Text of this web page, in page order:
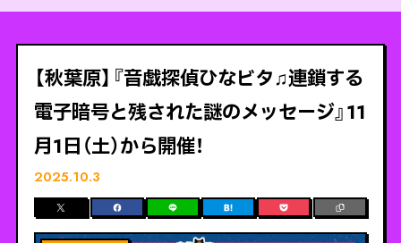
【秋葉原】『音戯探偵ひなビタ♫連鎖する
電子暗号と残された謎のメッセージ』11
月1日（土）から開催！
2025.10.3